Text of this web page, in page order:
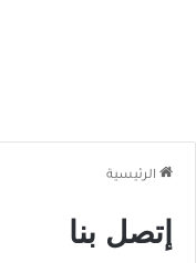
الرئيسية
إتصل بنا